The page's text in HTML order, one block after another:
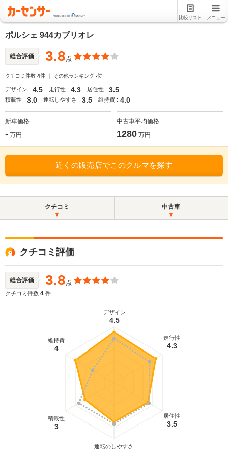
比較リスト メニュー
ポルシェ 944カブリオレ
総合評価 3.8点
クチコミ件数 4件 ｜ その他ランキング -位
デザイン : 4.5 走行性 : 4.3 居住性 : 3.5
積載性 : 3.0 運転しやすさ : 3.5 維持費 : 4.0
新車価格
- 万円
中古車平均価格
1280 万円
近くの販売店でこのクルマを探す
クチコミ 中古車
クチコミ評価
総合評価 3.8点
クチコミ件数 4 件
デザイン
4.5
走行性
4.3
居住性
3.5
運転のしやすさ
積載性
3
維持費
4